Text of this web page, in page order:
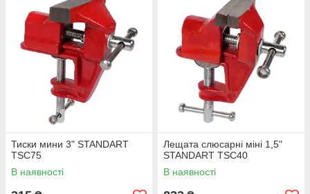
Тиски мини 3" STANDART
TSC75
В наявності
Лещата слюсарні міні 1,5"
STANDART TSC40
В наявності